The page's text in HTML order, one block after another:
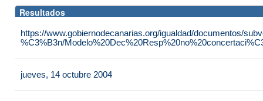
Resultados
https://www.gobiernodecanarias.org/igualdad/documentos/
%C3%B3n/
jueves, 14 octubre 2004